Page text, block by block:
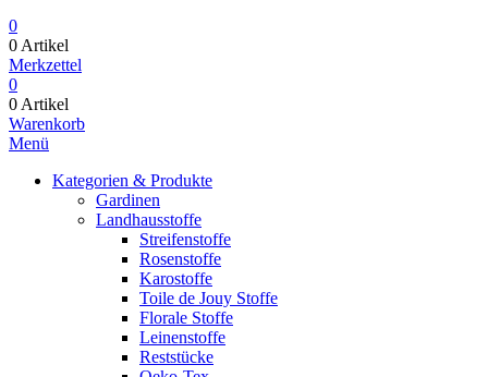
0
0 Artikel
Merkzettel
0
0 Artikel
Warenkorb
Menü
Kategorien & Produkte
Gardinen
Landhausstoffe
Streifenstoffe
Rosenstoffe
Karostoffe
Toile de Jouy Stoffe
Florale Stoffe
Leinenstoffe
Reststücke